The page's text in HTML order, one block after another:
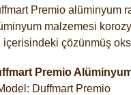
Premio alüminyum
malzemesi
içerisindeki çözünmüş
Premio
Duffmart Premio